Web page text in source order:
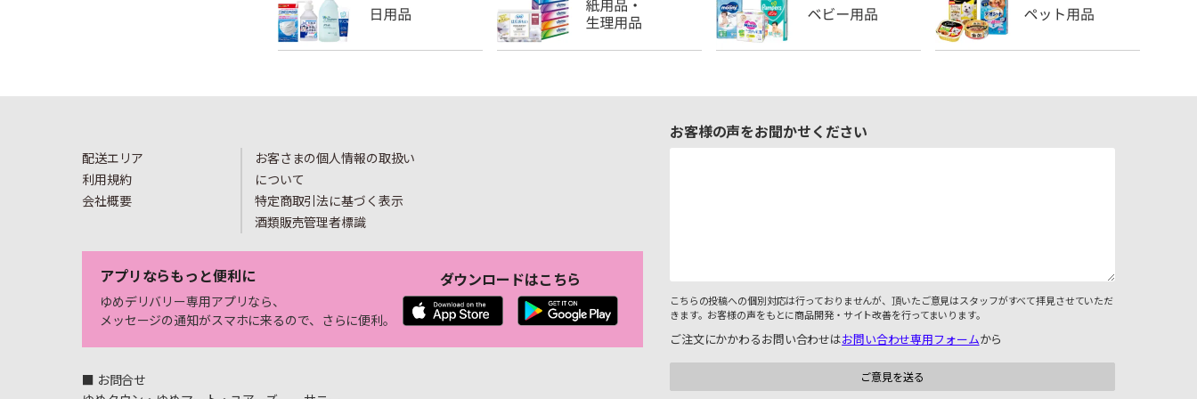
配送エリア
利用規約
会社概要
お客さまの個人情報の取扱い
について
特定商取引法に基づく表示
酒類販売管理者標識
アプリならもっと便利に
ゆめデリバリー専用アプリなら、
メッセージの通知がスマホに来るので、さらに便利。
ダウンロードはこちら
■ お問合せ
お客様の声をお聞かせください
こちらの投稿への個別対応は行っておりませんが、頂いたご意見はスタッフがすべて拝見させていただ
きます。お客様の声をもとに商品開発・サイト改善を行ってまいります。
ご注文にかかわるお問い合わせはお問い合わせ専用フォームから